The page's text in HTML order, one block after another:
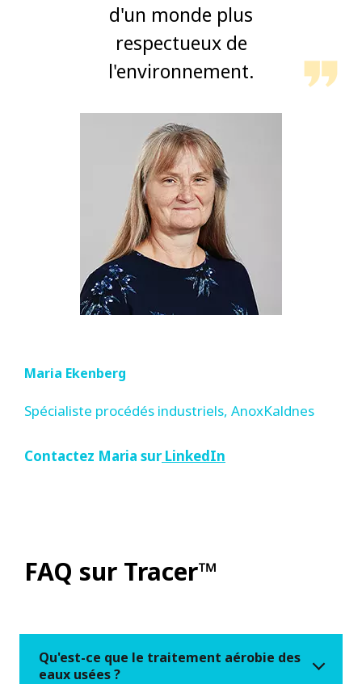
d'un monde plus
respectueux de
l'environnement.
Maria Ekenberg
Spécialiste procédés industriels, AnoxKaldnes
Contactez Maria surLinkedIn
FAQ sur Tracer™
Qu'est-ce que le traitement aérobie des
eaux usées ?